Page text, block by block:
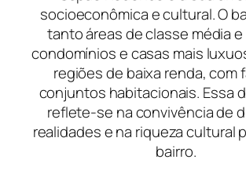
socioeconômica e cultural. O
tanto áreas de classe média
condomínios e casas mais
regiões de baixa renda, com
conjuntos habitacionais. Essa
reflete-se na convivência de
realidades e na riqueza cultural
bairro.